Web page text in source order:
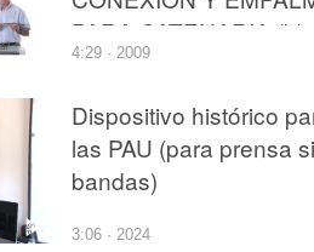
PARA CATENARIA (b)
4:29 · 2009
Dispositivo histórico
las PAU (para prensa
bandas)
3:06 · 2024